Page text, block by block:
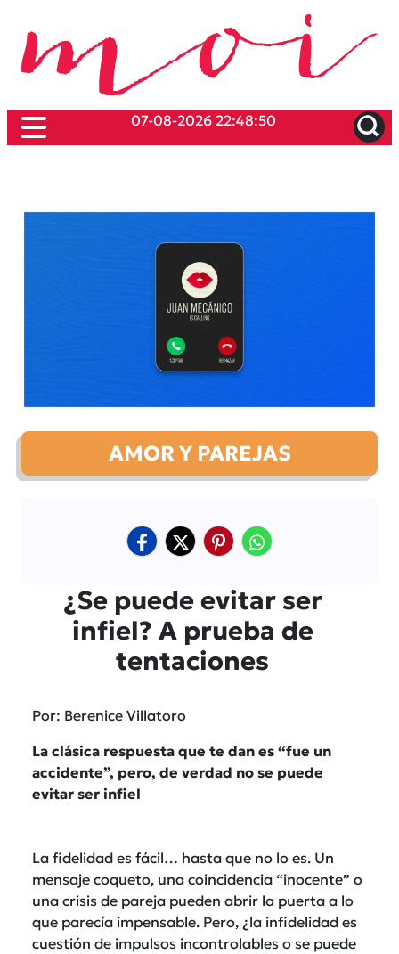
07-08-2026 22:48:50
AMOR Y PAREJAS
¿Se puede evitar ser
infiel? A prueba de
tentaciones
Por: Berenice Villatoro
La clásica respuesta que te dan es “fue un
accidente”, pero, de verdad no se puede
evitar ser infiel
La fidelidad es fácil… hasta que no lo es. Un
mensaje coqueto, una coincidencia “inocente” o
una crisis de pareja pueden abrir la puerta a lo
que parecía impensable. Pero, ¿la infidelidad es
cuestión de impulsos incontrolables o se puede